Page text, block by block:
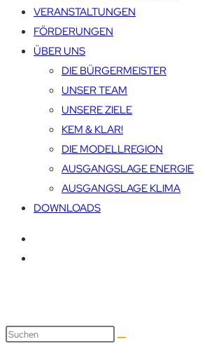
VERANSTALTUNGEN
FÖRDERUNGEN
ÜBER UNS
DIE BÜRGERMEISTER
UNSER TEAM
UNSERE ZIELE
KEM & KLAR!
DIE MODELLREGION
AUSGANGSLAGE ENERGIE
AUSGANGSLAGE KLIMA
DOWNLOADS